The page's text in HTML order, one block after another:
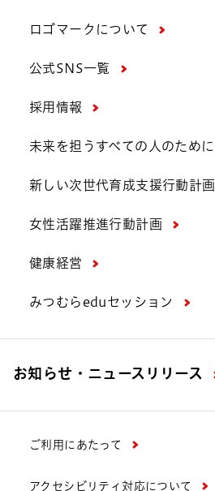
ロゴマークについて
公式SNS一覧
採用情報
未来を担うすべての人のために
新しい次世代育成支援行動計画
女性活躍推進行動計画
健康経営
みつむらeduセッション
お知らせ・ニュースリリース
ご利用にあたって
アクセシビリティ対応について